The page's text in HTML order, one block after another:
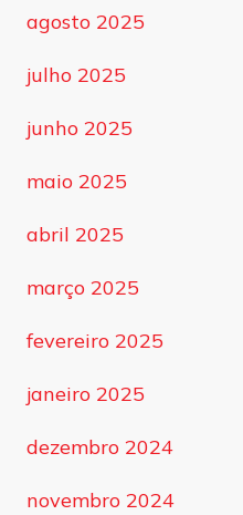
agosto 2025
julho 2025
junho 2025
maio 2025
abril 2025
março 2025
fevereiro 2025
janeiro 2025
dezembro 2024
novembro 2024